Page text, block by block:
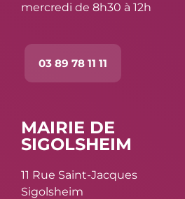
mercredi de 8h30 à 12h
03 89 78 11 11
MAIRIE DE
SIGOLSHEIM
11 Rue Saint-Jacques
Sigolsheim